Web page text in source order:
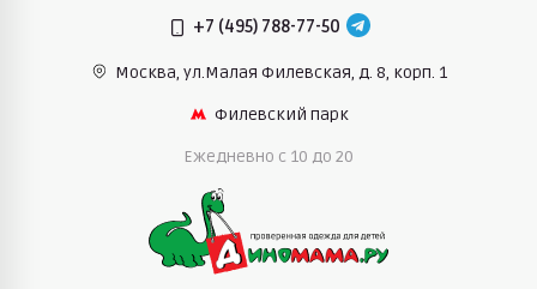
+7 (495) 788-77-50
Москва, ул.Малая Филевская, д. 8, корп. 1
Филевский парк
Ежедневно c 10 до 20